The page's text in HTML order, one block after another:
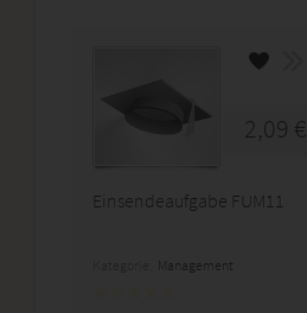
2,09 €
Einsendeaufgabe FUM11
Management